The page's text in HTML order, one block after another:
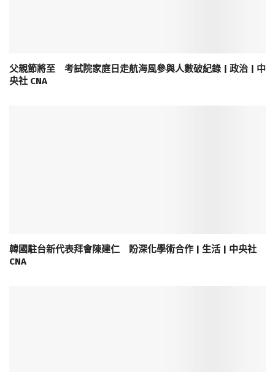
父親節將至 考試院家庭日走航海風參與人數破紀錄 | 政治 | 中
央社 CNA
韓國駐台新代表拜會陳建仁 盼深化學術合作 | 生活 | 中央社
CNA